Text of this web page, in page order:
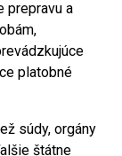
prepravu a
platobné
súdy, orgány
štátne